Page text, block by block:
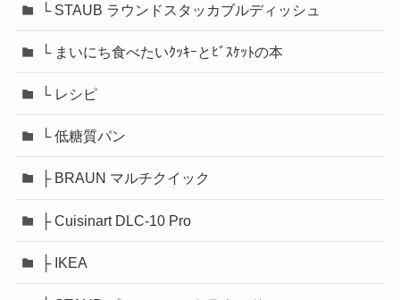
└ STAUB ラウンドスタッカブルディッシュ
└ まいにち食べたいｸｯｷｰとﾋﾞｽｹｯﾄの本
└ レシピ
└ 低糖質パン
├ BRAUN マルチクイック
├ Cuisinart DLC-10 Pro
├ IKEA